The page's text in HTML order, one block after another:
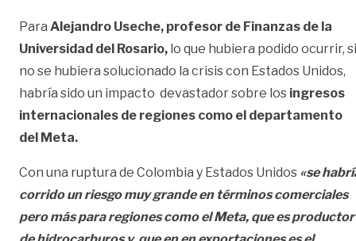
Para Alejandro Useche, profesor de Finanzas de la
Universidad del Rosario, lo que hubiera podido ocurrir, si
no se hubiera solucionado la crisis con Estados Unidos,
habría sido un impacto devastador sobre los ingresos
internacionales de regiones como el departamento
del Meta.
Con una ruptura de Colombia y Estados Unidos «se
corrido un riesgo muy grande en términos comerciales
pero más para regiones como el Meta, que es productor